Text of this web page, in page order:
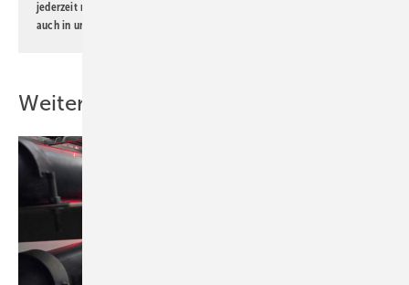
jederzeit möglich. Informationen zum Umgang mit Daten finden Sie
auch in unserer
Weitere Inhalte